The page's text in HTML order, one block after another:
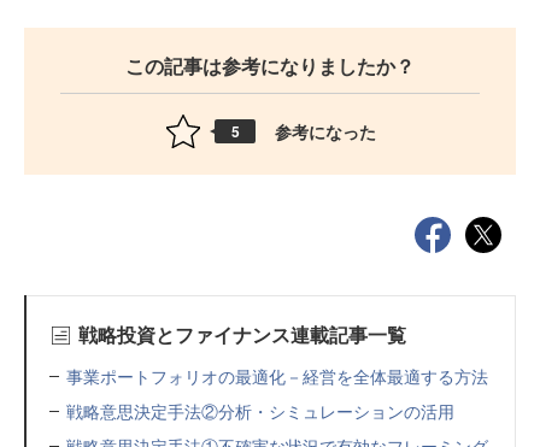
この記事は参考になりましたか？
5 参考になった
戦略投資とファイナンス連載記事一覧
事業ポートフォリオの最適化－経営を全体最適する方法
戦略意思決定手法②分析・シミュレーションの活用